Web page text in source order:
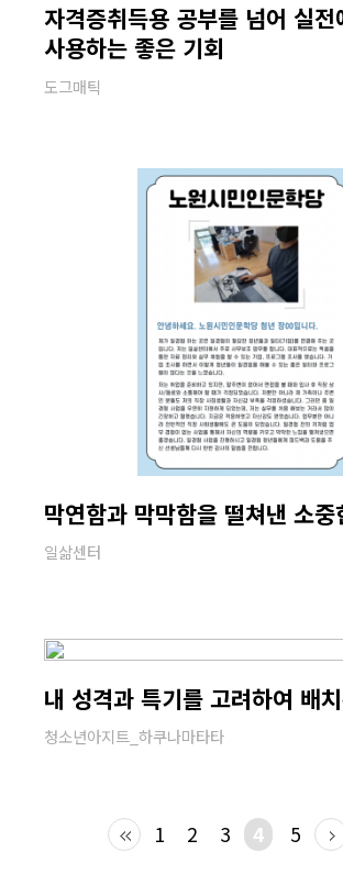
자격증취득용 공부를 넘어 실전
사용하는 좋은 기회
도그매틱
막연함과 막막함을 떨쳐낸 소중
일삶센터
내 성격과 특기를 고려하여 배
청소년아지트_하쿠나마타타
1 2 3 4 5